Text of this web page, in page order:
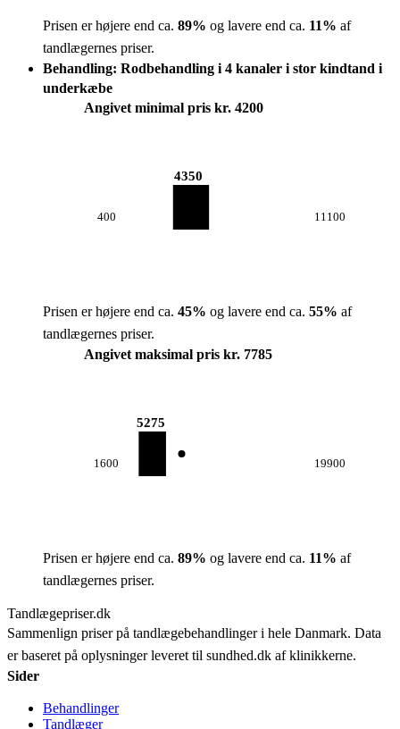
Prisen er højere end ca. 89% og lavere end ca. 11% af
tandlægernes priser.
Behandling: Rodbehandling i 4 kanaler i stor kindtand i
underkæbe
Angivet minimal pris kr. 4200
400
4350
11100
Prisen er højere end ca. 45% og lavere end ca. 55% af
tandlægernes priser.
Angivet maksimal pris kr. 7785
1600
5275
19900
Prisen er højere end ca. 89% og lavere end ca. 11% af
tandlægernes priser.
Tandlægepriser.dk
Sammenlign priser på tandlægebehandlinger i hele Danmark. Data
er baseret på oplysninger leveret til sundhed.dk af klinikkerne.
Sider
Behandlinger
Tandlæger